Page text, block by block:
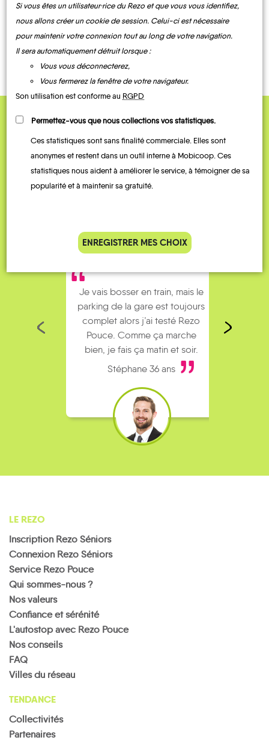
CONTACTEZ-NOUS !
QUELQUES
Témoignages
Je vais bosser en train, mais le
parking de la gare est toujours
complet alors j’ai testé Rezo
Pouce. Comme ça marche
bien, je fais ça matin et soir.
Stéphane 36 ans
LE REZO
Inscription Rezo Séniors
Connexion Rezo Séniors
Service Rezo Pouce
Qui sommes-nous ?
Nos valeurs
Confiance et sérénité
L'autostop avec Rezo Pouce
Nos conseils
FAQ
Villes du réseau
TENDANCE
Collectivités
Partenaires
Si vous êtes un utilisateur·rice du Rezo et que vous vous identifiez,
nous allons créer un cookie de session. Celui-ci est nécessaire
pour maintenir votre connexion tout au long de votre navigation.
Il sera automatiquement détruit lorsque :
Vous vous déconnecterez,
Vous fermerez la fenêtre de votre navigateur.
Son utilisation est conforme au RGPD
Permettez-vous que nous collections vos statistiques.
Ces statistiques sont sans finalité commerciale. Elles sont
anonymes et restent dans un outil interne à Mobicoop. Ces
statistiques nous aident à améliorer le service, à témoigner de sa
popularité et à maintenir sa gratuité.
ENREGISTRER MES CHOIX